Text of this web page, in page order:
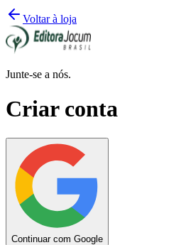
Voltar à loja
Junte-se a nós.
Criar conta
Continuar com Google